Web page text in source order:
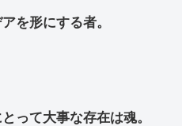
を形にする者。
って大事な存在は魂。